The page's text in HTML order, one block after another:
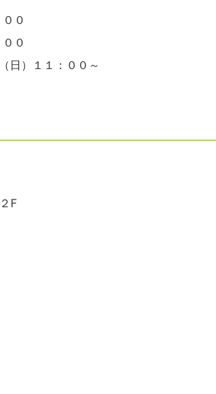
０
０
日）１１：００～
F